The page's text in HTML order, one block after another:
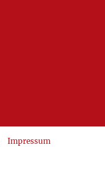
Impressum